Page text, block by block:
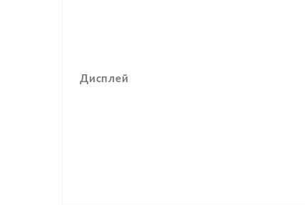
Дисплей